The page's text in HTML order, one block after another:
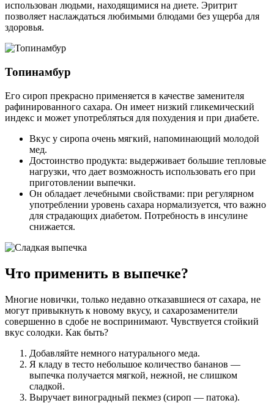
использован людьми, находящимися на диете. Эритрит
позволяет наслаждаться любимыми блюдами без ущерба для
здоровья.
Топинамбур
Его сироп прекрасно применяется в качестве заменителя
рафинированного сахара. Он имеет низкий гликемический
индекс и может употребляться для похудения и при диабете.
Вкус у сиропа очень мягкий, напоминающий молодой
мед.
Достоинство продукта: выдерживает большие тепловые
нагрузки, что дает возможность использовать его при
приготовлении выпечки.
Он обладает лечебными свойствами: при регулярном
употреблении уровень сахара нормализуется, что важно
для страдающих диабетом. Потребность в инсулине
снижается.
Что применить в выпечке?
Многие новички, только недавно отказавшиеся от сахара, не
могут привыкнуть к новому вкусу, и сахарозаменители
совершенно в сдобе не воспринимают. Чувствуется стойкий
вкус солодки. Как быть?
Добавляйте немного натурального меда.
Я кладу в тесто небольшое количество бананов —
выпечка получается мягкой, нежной, не слишком
сладкой.
Выручает виноградный пекмез (сироп — патока).